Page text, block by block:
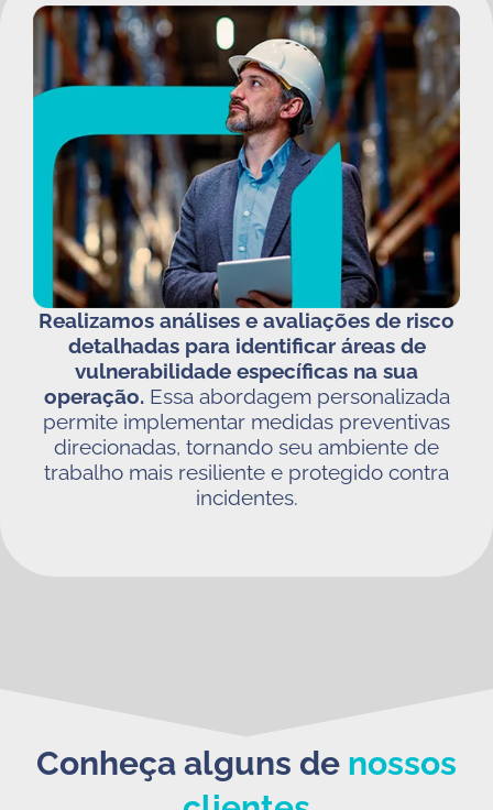
Realizamos análises e avaliações de risco
detalhadas para identificar áreas de
vulnerabilidade específicas na sua
operação.Essa abordagem personalizada
permite implementar medidas preventivas
direcionadas, tornando seu ambiente de
trabalho mais resiliente e protegido contra
incidentes.
Conheça alguns de nossos